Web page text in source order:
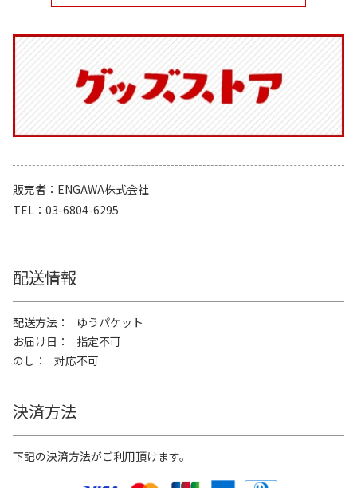
販売者
ENGAWA株式会社
TEL
03-6804-6295
配送情報
配送方法
ゆうパケット
お届け日
指定不可
のし
対応不可
決済方法
下記の決済方法がご利用頂けます。